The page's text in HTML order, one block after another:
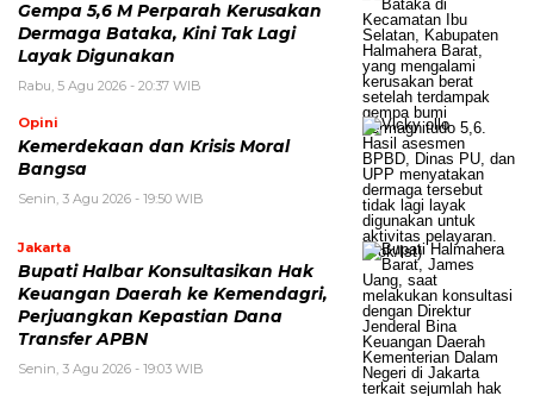
Gempa 5,6 M Perparah Kerusakan
Dermaga Bataka, Kini Tak Lagi
Layak Digunakan
Rabu, 5 Agu 2026 - 20:37 WIB
Opini
Kemerdekaan dan Krisis Moral
Bangsa
Senin, 3 Agu 2026 - 19:50 WIB
Jakarta
Bupati Halbar Konsultasikan Hak
Keuangan Daerah ke Kemendagri,
Perjuangkan Kepastian Dana
Transfer APBN
Senin, 3 Agu 2026 - 19:03 WIB